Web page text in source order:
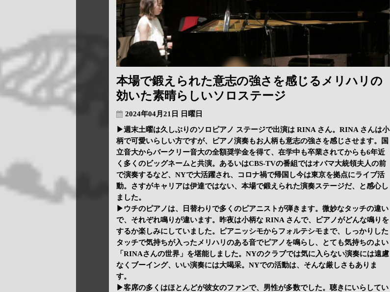
本場で鍛えられた意志の強さを感じるメリハリの
効いた素晴らしいソロステージ
2024年04月21日 日曜日
▶週末土曜は久しぶりのソロピアノ ステージで出演は RINA さん。RINA さんは小
柄で可愛いらしい方ですが、ピアノ演奏もお人柄も意志の強さを感じさせます。国
立音大からバークリー音大の全額奨学金を得て、在学中も卒業されてからも6年近
く多くのビッグネームと共演。あるいはCBS-TVの番組ではオバマ大統領夫人の前
で演奏するなど、NYで大活躍され、コロナ禍で帰国し今は東京を拠点にライブ活
動。さすがキャリアは伊達ではない、本場で鍛えられた演奏ステージだ、と感心し
ました。
▶ウチのピアノは、日替わりで多くのピアニストが弾きます。微妙なタッチの違い
で、それぞれ鳴りが違います。昨夜は小柄な RINA さんで、ピアノがどんな鳴りを
するか楽しみにしていました。ピアニッシモからフォルテシモまで、しっかりした
タッチで気持ちが入ったメリハリのある音でピアノを鳴らし、とても気持ちのよい
「RINAさんの世界」を堪能しました。NYのクラブでは気に入らない演奏には遠慮
なくブーイング、いい演奏には大喝采。NYでの活動は、そんな厳しさもありま
す。
▶客席の多くはほとんどが彼女のファンで、男性が多数でした。聴きにいらしてい